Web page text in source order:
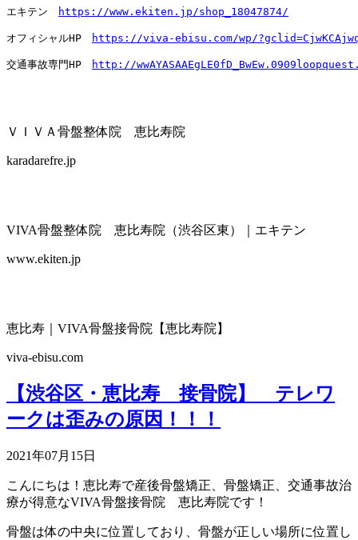
エキテン https://www.ekiten.jp/shop_18047874/
オフィシャルHP https://viva-ebisu.com/wp/
交通事故専門HP http://
ＶＩＶＡ骨盤整体院 恵比寿院
karadarefre.jp
VIVA骨盤整体院 恵比寿院（渋谷区東）｜エキテン
www.ekiten.jp
恵比寿｜VIVA骨盤接骨院【恵比寿院】
viva-ebisu.com
【渋谷区・恵比寿 接骨院】 テレワ
ークは歪みの原因！！！
2021年07月15日
こんにちは！恵比寿で産後骨盤矯正、骨盤矯正、交通事故治
療が得意なVIVA骨盤接骨院 恵比寿院です！
骨盤は体の中央に位置しており、骨盤が正しい場所に位置し